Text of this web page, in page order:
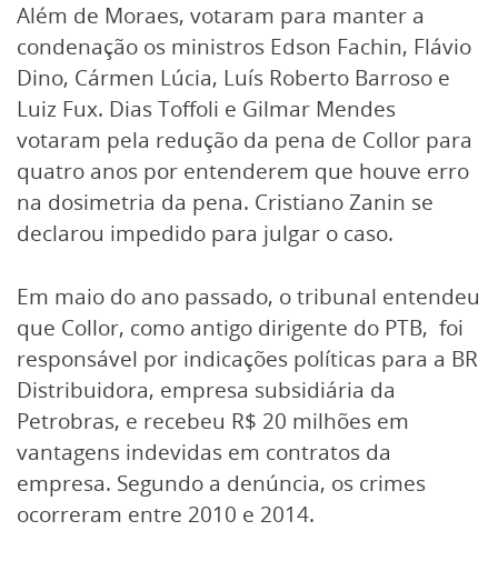
Além de Moraes, votaram para manter a
condenação os ministros Edson Fachin, Flávio
Dino, Cármen Lúcia, Luís Roberto Barroso e
Luiz Fux. Dias Toffoli e Gilmar Mendes
votaram pela redução da pena de Collor para
quatro anos por entenderem que houve erro
na dosimetria da pena. Cristiano Zanin se
declarou impedido para julgar o caso.
Em maio do ano passado, o tribunal entendeu
que Collor, como antigo dirigente do PTB, foi
responsável por indicações políticas para a BR
Distribuidora, empresa subsidiária da
Petrobras, e recebeu R$ 20 milhões em
vantagens indevidas em contratos da
empresa. Segundo a denúncia, os crimes
ocorreram entre 2010 e 2014.